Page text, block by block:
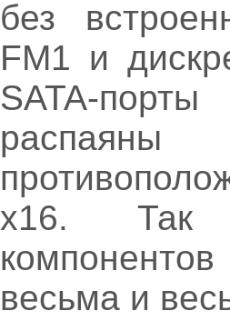
без
FM1 и
SATA-
распаяны
х16. Так
весьма и